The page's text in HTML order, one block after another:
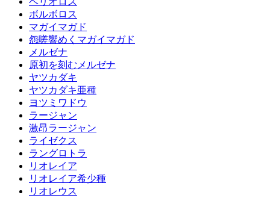
ボルボロス
マガイマガド
怨嗟響めくマガイマガド
メルゼナ
原初を刻むメルゼナ
ヤツカダキ
ヤツカダキ亜種
ヨツミワドウ
ラージャン
激昂ラージャン
ライゼクス
ラングロトラ
リオレイア
リオレイア希少種
リオレウス